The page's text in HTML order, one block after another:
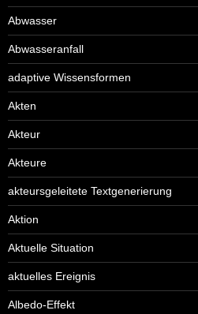
Abwasser
Abwasseranfall
adaptive Wissensformen
Akten
Akteur
Akteure
akteursgeleitete Textgenerierung
Aktion
Aktuelle Situation
aktuelles Ereignis
Albedo-Effekt